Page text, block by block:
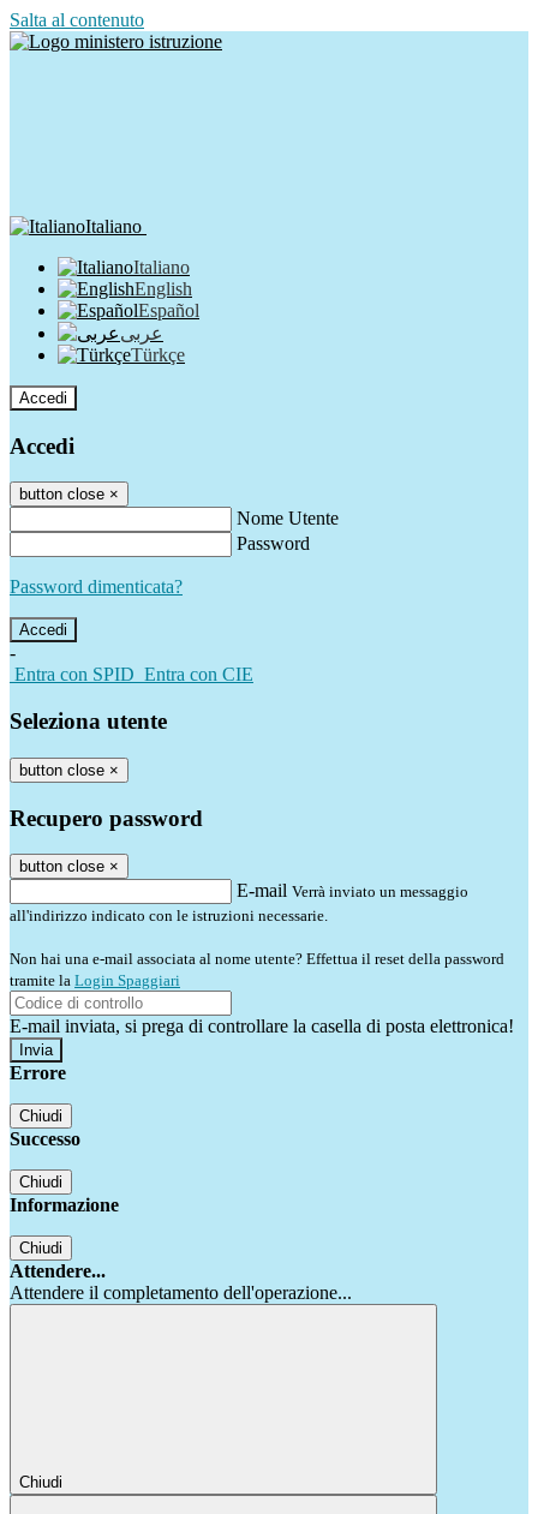
Salta al contenuto
Italiano
Italiano
English
Español
عربى
Türkçe
Accedi
Accedi
button close ×
Nome Utente
Password
Password dimenticata?
-
Entra con SPID Entra con CIE
Seleziona utente
button close ×
Recupero password
button close ×
E-mail Verrà inviato un messaggio
all'indirizzo indicato con le istruzioni necessarie.
Non hai una e-mail associata al nome utente? Effettua il reset della password
tramite la Login Spaggiari
E-mail inviata, si prega di controllare la casella di posta elettronica!
Errore
Chiudi
Successo
Chiudi
Informazione
Chiudi
Attendere...
Attendere il completamento dell'operazione...
Chiudi